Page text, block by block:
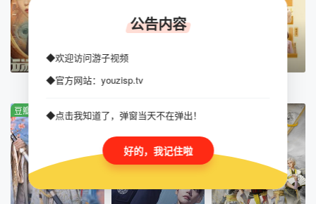
HD中字
开端 妻子的选择
豆瓣:3.0分 豆瓣:1.0分
公告内容
◆欢迎访问游子视频
◆官方网站：youzisp.tv
◆点击我知道了，弹窗当天不在弹出！
好的，我记住啦